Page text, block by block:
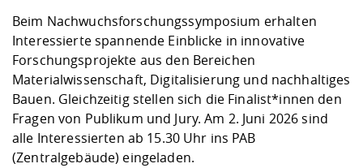
Jobs, Praktika,
Beim Nachwuchsforschungssymposium erhalten
Interessierte spannende Einblicke in innovative
Forschungsprojekte aus den Bereichen
Materialwissenschaft, Digitalisierung und nachhaltiges
Bauen. Gleichzeitig stellen sich die Finalist*innen den
Fragen von Publikum und Jury. Am 2. Juni 2026 sind
alle Interessierten ab 15.30 Uhr ins PAB
(Zentralgebäude) eingeladen.